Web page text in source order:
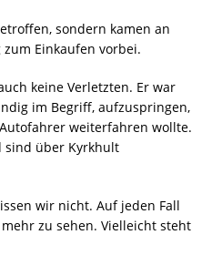
sondern kamen an
Einkaufen vorbei.
keine Verletzten. Er war
im Begriff, aufzuspringen,
weiterfahren wollte.
sind über Kyrkhult
wir nicht. Auf jeden Fall
zu sehen. Vielleicht steht